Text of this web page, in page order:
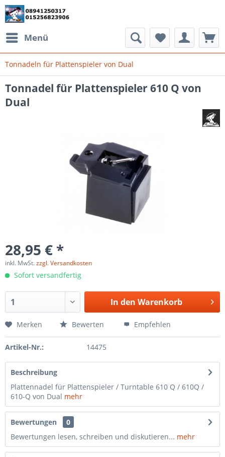
Menü
Tonnadeln für Plattenspieler von Dual
Tonnadel für Plattenspieler 610 Q von
Dual
28,95 € *
inkl. MwSt.zzgl. Versandkosten
Sofort versandfertig
In den Warenkorb
Merken Bewerten Empfehlen
Artikel-Nr.: 14475
Beschreibung
Plattennadel für Plattenspieler / Turntable 610 Q / 610Q /
610-Q von Dual mehr
Bewertungen
0
Bewertungen lesen, schreiben und diskutieren... mehr